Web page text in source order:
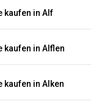
kaufen in Alf
kaufen in Alflen
kaufen in Alken